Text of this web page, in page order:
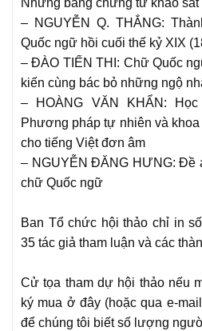
Những bằng chứng từ khảo sát
– NGUYỄN Q. THẮNG:
Quốc ngữ hồi cuối thế kỷ XIX
– ĐÀO TIẾN THI: Chữ Quốc
kiến cùng bác bỏ những ngộ
– HOÀNG VĂN KHẨN:
Phương pháp tự nhiên và khoa
cho tiếng Việt đơn âm
– NGUYỄN ĐĂNG HƯNG: Đề
chữ Quốc ngữ
Ban Tổ chức hội thảo chỉ in
35 tác giả tham luận và các
Cử tọa tham dự hội thảo nếu
ký mua ở đây (hoặc qua e-
để chúng tôi biết số lượng